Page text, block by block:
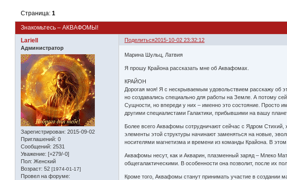
Знакомьтесь – АКВАФОМЫ!
Страница:1
Поделиться2015-10-02 23:32:12
Lariell
Администратор
Зарегистрирован: 2015-09-02
Приглашений: 0
Сообщений: 2531
Уважение: [+279/-0]
Пол: Женский
Возраст: 52 [1974-01-17]
Провел на форуме:
Марина Шульц, Латвия
Я прошу Крайона рассказать мне об Аквафомах.
КРАЙОН
Дорогая моя! Я с нескрываемым удовольствием расскажу об
но создавались специально для работы на Земле. А потому
Сущности, но впереди у них – именно это состояние. Просто
другими специалистами Галактики, прибывшими на вашу
Более всего Аквафомы сотрудничают сейчас с Ядром Стихий,
элементы этой структуры начинают заменяться на новые,
носителями магнетизма и времени из команды Крайона. В
Аквафомы несут, как и Акварин, плазменный заряд – Млеко
общегалактическими. В особенности она позволит, после их
Кроме того, Аквафомы станут принимать участие в создании